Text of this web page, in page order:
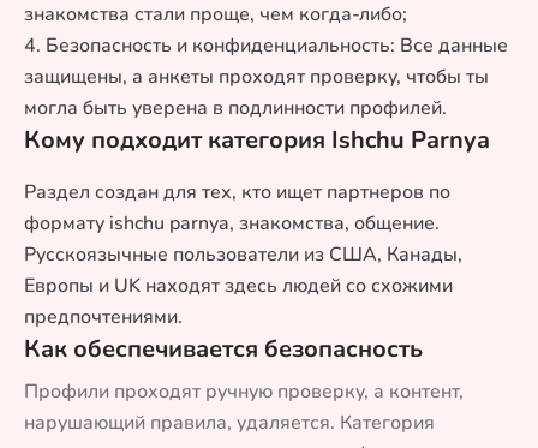
знакомства стали проще, чем когда-либо;
4. Безопасность и конфиденциальность: Все данные
защищены, а анкеты проходят проверку, чтобы ты
могла быть уверена в подлинности профилей.
Кому подходит категория Ishchu Parnya
Раздел создан для тех, кто ищет партнеров по
формату ishchu parnya, знакомства, общение.
Русскоязычные пользователи из США, Канады,
Европы и UK находят здесь людей со схожими
предпочтениями.
Как обеспечивается безопасность
Профили проходят ручную проверку, а контент,
нарушающий правила, удаляется. Категория